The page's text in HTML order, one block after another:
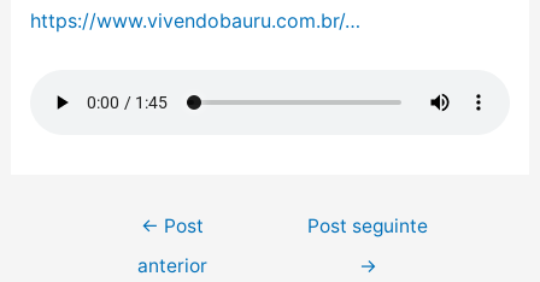
https://www.vivendobauru.com.br/…
← Post
anterior
Post seguinte
→